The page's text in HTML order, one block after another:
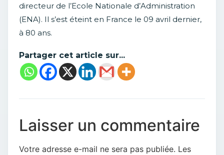
directeur de l’Ecole Nationale d’Administration
(ENA). Il s’est éteint en France le 09 avril dernier,
à 80 ans.
Partager cet article sur...
Laisser un commentaire
Votre adresse e-mail ne sera pas publiée. Les